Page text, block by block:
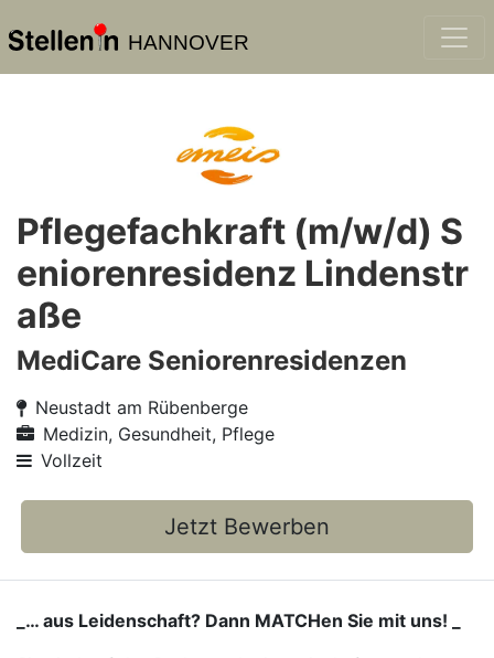
HANNOVER
Pflegefachkraft (m/w/d) S
eniorenresidenz Lindenstr
aße
MediCare Seniorenresidenzen
Neustadt am Rübenberge
Medizin, Gesundheit, Pflege
Vollzeit
Jetzt Bewerben
_… aus Leidenschaft? Dann MATCHen Sie mit uns! _